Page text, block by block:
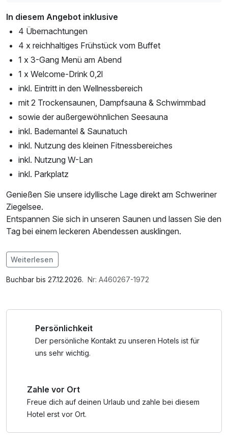
In diesem Angebot inklusive
4 Übernachtungen
4 x reichhaltiges Frühstück vom Buffet
1 x 3-Gang Menü am Abend
1 x Welcome-Drink 0,2l
inkl. Eintritt in den Wellnessbereich
mit 2 Trockensaunen, Dampfsauna & Schwimmbad
sowie der außergewöhnlichen Seesauna
inkl. Bademantel & Saunatuch
inkl. Nutzung des kleinen Fitnessbereiches
inkl. Nutzung W-Lan
inkl. Parkplatz
Genießen Sie unsere idyllische Lage direkt am Schweriner
Ziegelsee.
Entspannen Sie sich in unseren Saunen und lassen Sie den
Tag bei einem leckeren Abendessen ausklingen.
Im Angebot enthalten
Nutzung des Fitnessbereichs, W-LAN Nutzung /
Internetnutzung, Nutzung Öffentliches Internetterminal
Weiterlesen
Buchbar bis 27.12.2026. Nr: A460267-1972
Persönlichkeit
Der persönliche Kontakt zu unseren Hotels ist für
uns sehr wichtig.
Zahle vor Ort
Freue dich auf deinen Urlaub und zahle bei diesem
Hotel erst vor Ort.